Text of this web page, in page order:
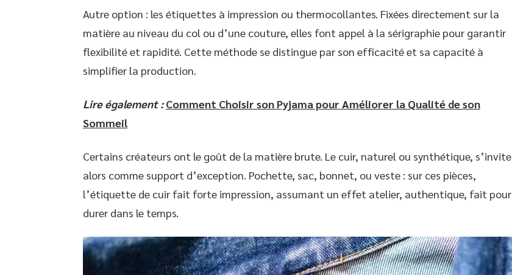
Autre option : les étiquettes à impression ou thermocollantes. Fixées directement sur la
matière au niveau du col ou d’une couture, elles font appel à la sérigraphie pour garantir
flexibilité et rapidité. Cette méthode se distingue par son efficacité et sa capacité à
simplifier la production.
Lire également : Comment Choisir son Pyjama pour Améliorer la Qualité de son
Sommeil
Certains créateurs ont le goût de la matière brute. Le cuir, naturel ou synthétique, s’invite
alors comme support d’exception. Pochette, sac, bonnet, ou veste : sur ces pièces,
l’étiquette de cuir fait forte impression, assumant un effet atelier, authentique, fait pour
durer dans le temps.